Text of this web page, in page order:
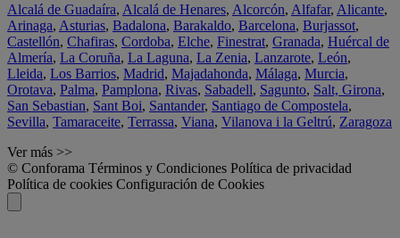
Alcalá de Guadaíra, Alcalá de Henares, Alcorcón, Alfafar, Alicante,
Arinaga, Asturias, Badalona, Barakaldo, Barcelona, Burjassot,
Castellón, Chafiras, Cordoba, Elche, Finestrat, Granada, Huércal de
Almería, La Coruña, La Laguna, La Zenia, Lanzarote, León,
Lleida, Los Barrios, Madrid, Majadahonda, Málaga, Murcia,
Orotava, Palma, Pamplona, Rivas, Sabadell, Sagunto, Salt, Girona,
San Sebastian, Sant Boi, Santander, Santiago de Compostela,
Sevilla, Tamaraceite, Terrassa, Viana, Vilanova i la Geltrú, Zaragoza
Ver más >>
© Conforama Términos y Condiciones Política de privacidad
Política de cookies Configuración de Cookies